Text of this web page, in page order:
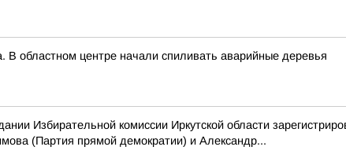
В областном центре начали спиливать аварийные деревья
Избирательной комиссии Иркутской области
(Партия прямой демократии) и Александр...